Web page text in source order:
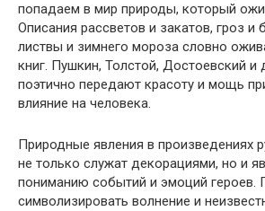
попадаем в мир природы, который
Описания рассветов и закатов, гроз и
листвы и зимнего мороза словно
книг. Пушкин, Толстой, Достоевский и
поэтично передают красоту и мощь
влияние на человека.
Природные явления в произведениях
не только служат декорациями, но и
пониманию событий и эмоций героев.
символизировать волнение и